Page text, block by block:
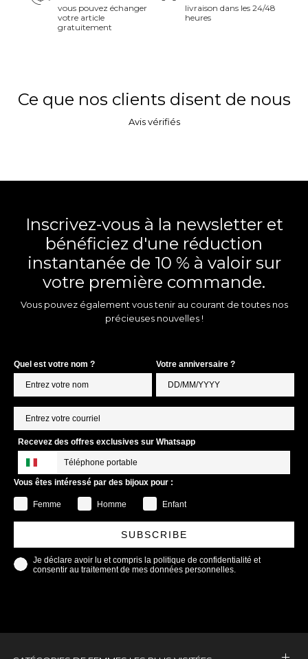
vous pouvez échanger
votre article
gratuitement
livraison dans les 24/48
heures
Ce que nos clients disent de nous
Avis vérifiés
Inscrivez-vous à la newsletter et
bénéficiez d'une réduction
instantanée de 10 % à valoir sur
votre première commande.
Vous pouvez également vous tenir au courant de toutes nos
précieuses nouvelles !
Quel est votre nom ? Votre anniversaire ?
Recevez des offres exclusives sur Whatsapp
Vous êtes intéressé par des bijoux pour :
Femme Homme Enfant
SUBSCRIBE
Je déclare avoir lu et compris la politique de confidentialité et
consentir au traitement de mes données personnelles.